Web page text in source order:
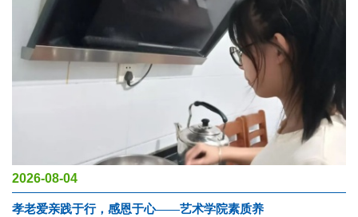
2026-08-04
孝老爱亲践于行，感恩于心——艺术学院素质养